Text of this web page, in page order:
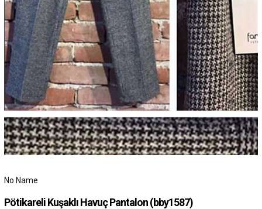
No Name
Pötikareli Kuşaklı Havuç Pantalon(bby1587)